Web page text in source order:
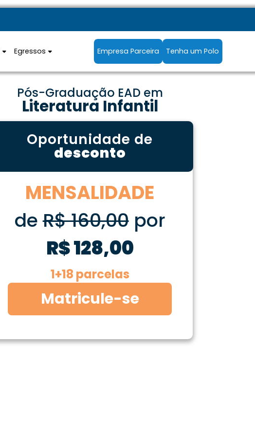
Egressos Empresa Parceira Tenha um Polo
Pós-Graduação EAD em
Literatura Infantil
Oportunidade de
desconto
MENSALIDADE
deR$ 160,00por
R$ 128,00
1+18 parcelas
Matricule-se